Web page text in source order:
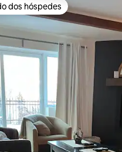
preferidos dos hóspedes
dos hóspedes